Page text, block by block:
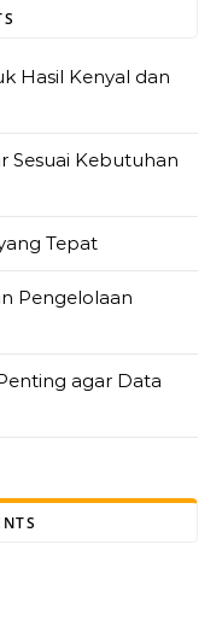
Hasil Kenyal dan
Sesuai Kebutuhan
Tepat
Pengelolaan
agar Data